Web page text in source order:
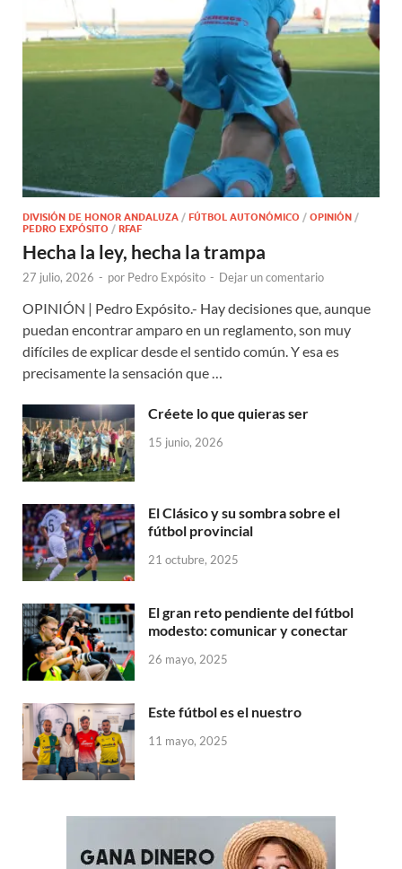
DIVISIÓN DE HONOR ANDALUZA / FÚTBOL AUTONÓMICO / OPINIÓN /
PEDRO EXPÓSITO / RFAF
Hecha la ley, hecha la trampa
27 julio, 2026 - por Pedro Expósito - Dejar un comentario
OPINIÓN | Pedro Expósito.- Hay decisiones que, aunque
puedan encontrar amparo en un reglamento, son muy
difíciles de explicar desde el sentido común. Y esa es
precisamente la sensación que …
Créete lo que quieras ser
15 junio, 2026
El Clásico y su sombra sobre el
fútbol provincial
21 octubre, 2025
El gran reto pendiente del fútbol
modesto: comunicar y conectar
26 mayo, 2025
Este fútbol es el nuestro
11 mayo, 2025